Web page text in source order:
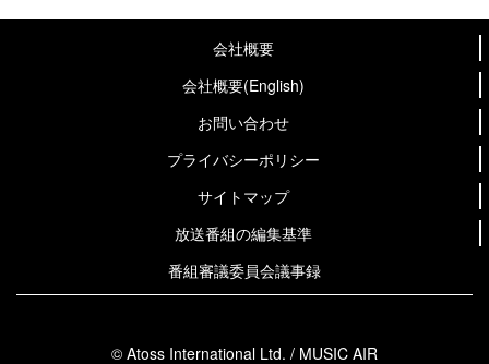
会社概要
会社概要(English)
お問い合わせ
プライバシーポリシー
サイトマップ
放送番組の編集基準
番組審議委員会議事録
© Atoss International Ltd. / MUSIC AIR